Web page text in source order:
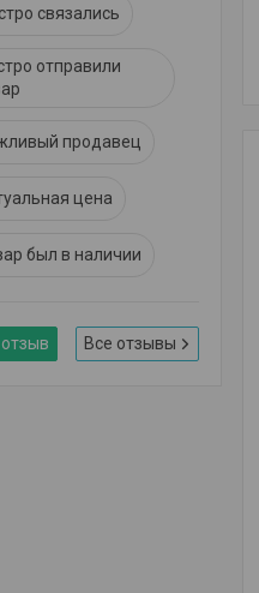
связались
отправили
продавец
цена
был в наличии
Все отзывы